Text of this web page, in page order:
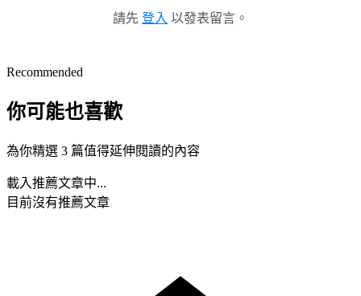
請先 登入 以發表留言。
Recommended
你可能也喜歡
為你精選 3 篇值得延伸閱讀的內容
載入推薦文章中...
目前沒有推薦文章